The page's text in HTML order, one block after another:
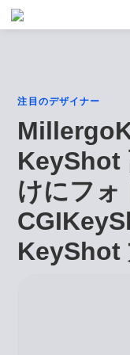
注目のデザイナー
KeyShot
けにフォ
KeyShot